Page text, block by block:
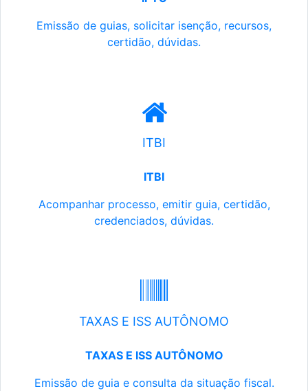
Emissão de guias, solicitar isenção, recursos,
certidão, dúvidas.
ITBI
ITBI
Acompanhar processo, emitir guia, certidão,
credenciados, dúvidas.
TAXAS E ISS AUTÔNOMO
TAXAS E ISS AUTÔNOMO
Emissão de guia e consulta da situação fiscal.